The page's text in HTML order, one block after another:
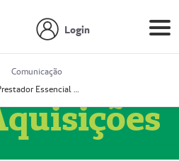
Login
Comunicação
Prestador Essencial Gestão em Saúde Ereli (51004354-7)